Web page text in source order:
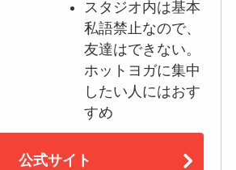
スタジオ内は基本
私語禁止なので、
友達はできない。
ホットヨガに集中
したい人にはおす
すめ
公式サイト